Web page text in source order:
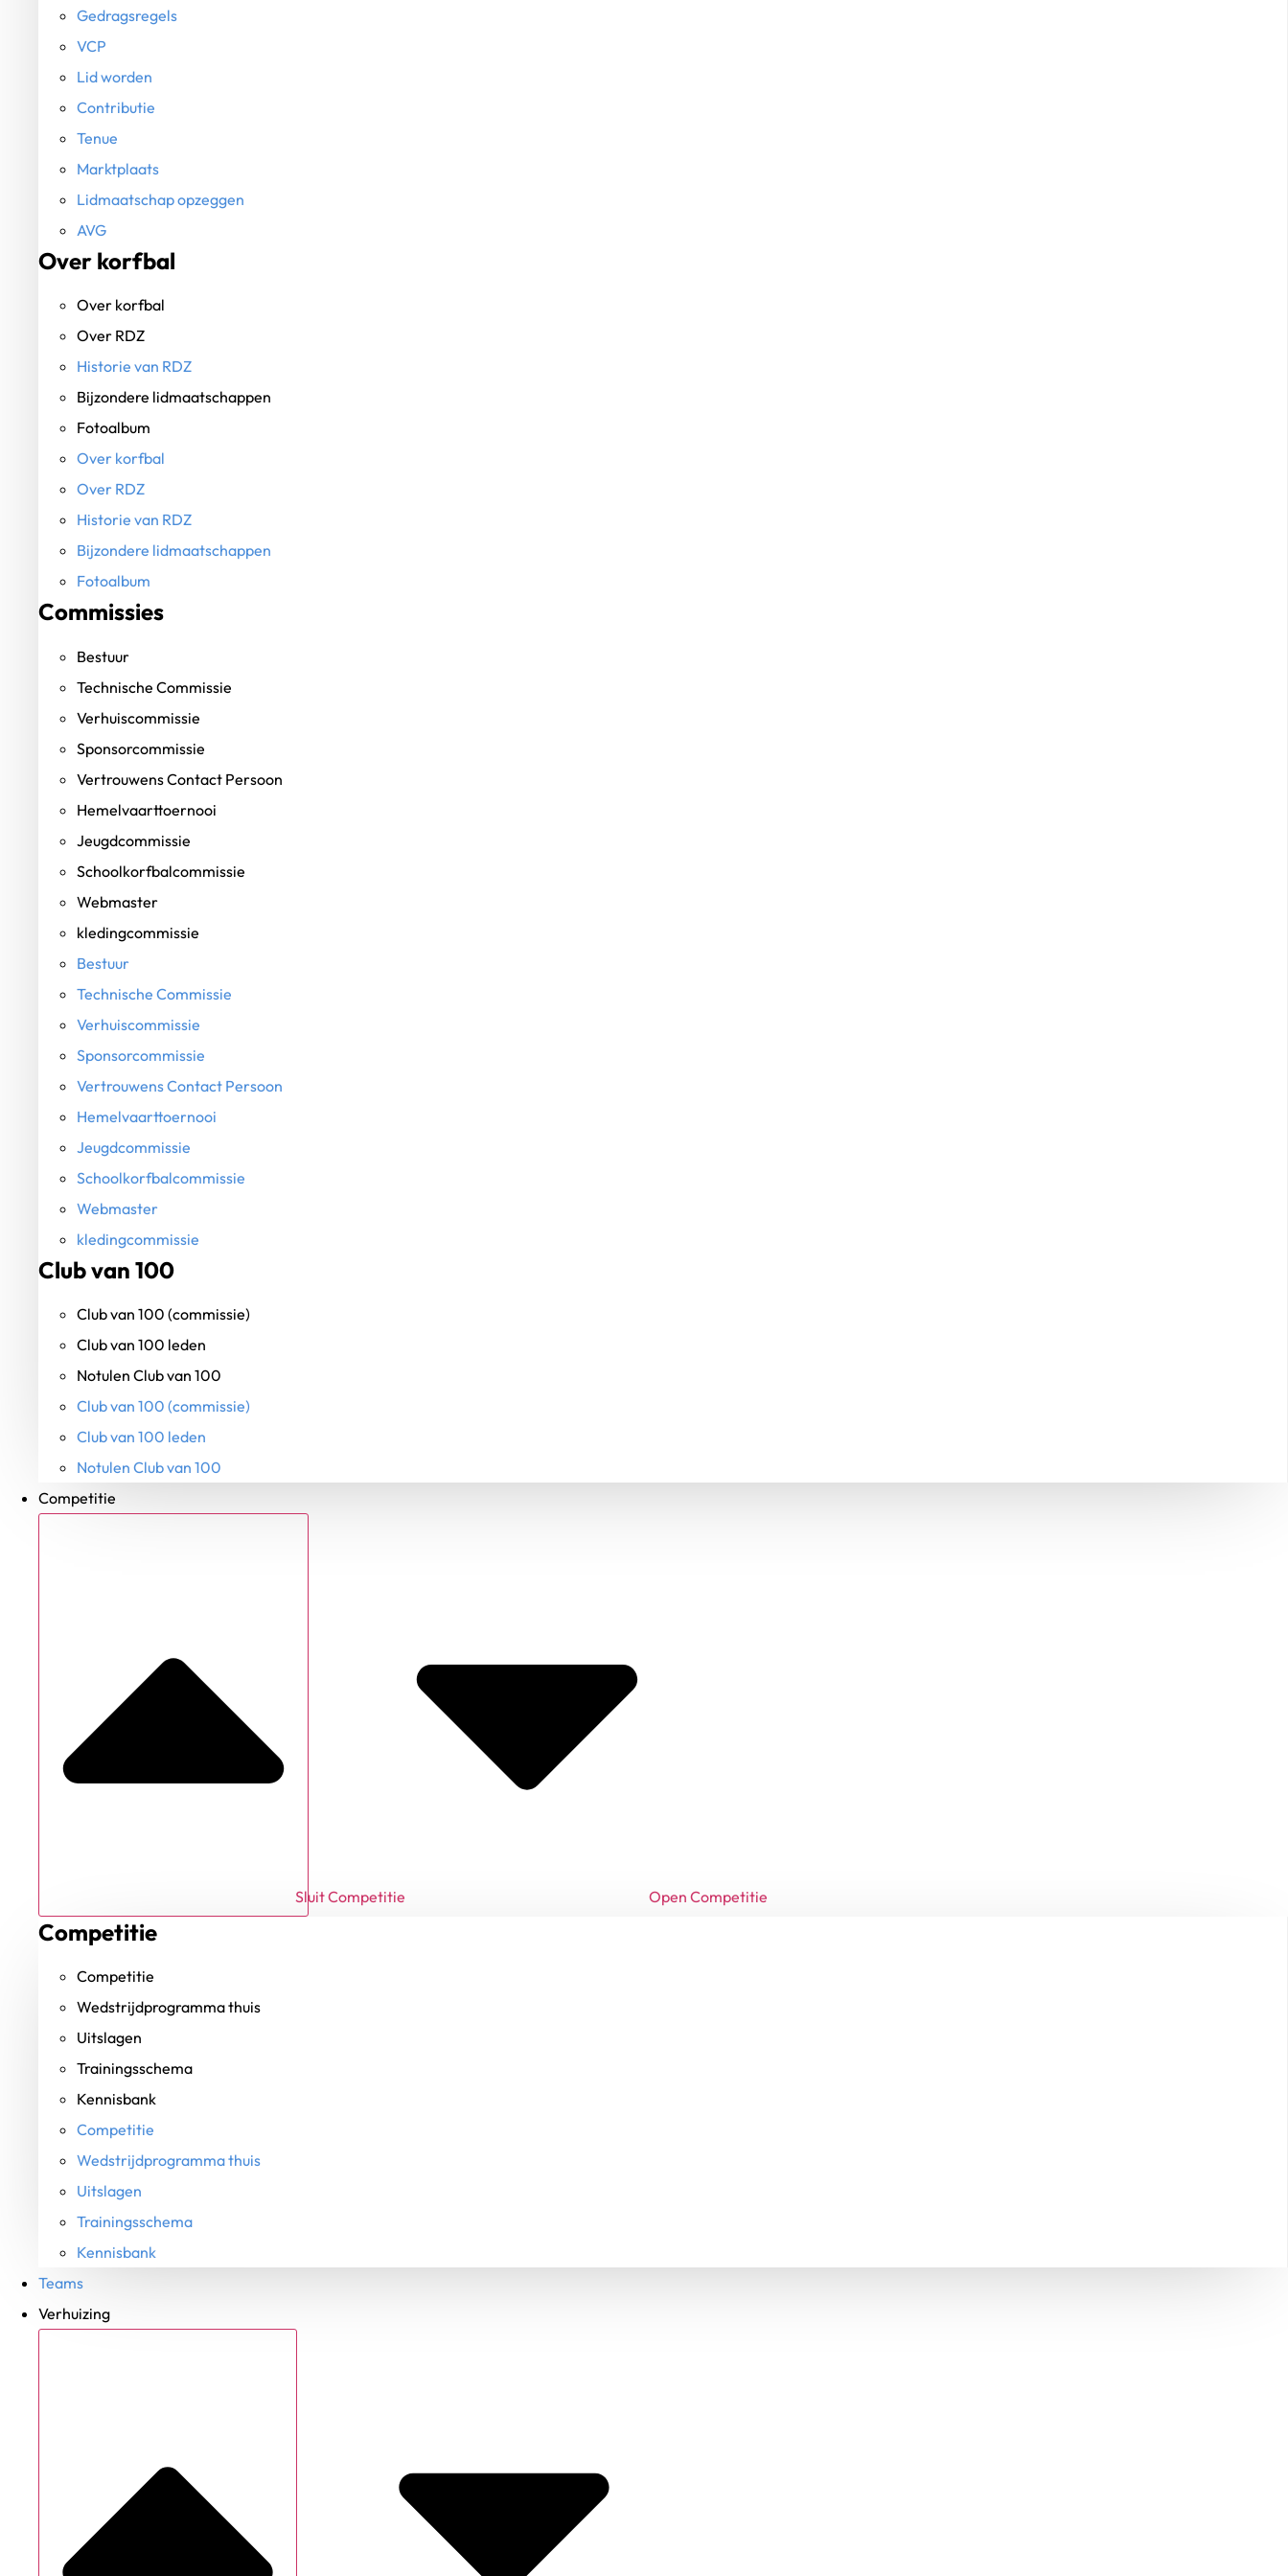
Gedragsregels
VCP
Lid worden
Contributie
Tenue
Marktplaats
Lidmaatschap opzeggen
AVG
Over korfbal
Over korfbal
Over RDZ
Historie van RDZ
Bijzondere lidmaatschappen
Fotoalbum
Over korfbal
Over RDZ
Historie van RDZ
Bijzondere lidmaatschappen
Fotoalbum
Commissies
Bestuur
Technische Commissie
Verhuiscommissie
Sponsorcommissie
Vertrouwens Contact Persoon
Hemelvaarttoernooi
Jeugdcommissie
Schoolkorfbalcommissie
Webmaster
kledingcommissie
Bestuur
Technische Commissie
Verhuiscommissie
Sponsorcommissie
Vertrouwens Contact Persoon
Hemelvaarttoernooi
Jeugdcommissie
Schoolkorfbalcommissie
Webmaster
kledingcommissie
Club van 100
Club van 100 (commissie)
Club van 100 leden
Notulen Club van 100
Club van 100 (commissie)
Club van 100 leden
Notulen Club van 100
Competitie
Sluit Competitie Open Competitie
Competitie
Competitie
Wedstrijdprogramma thuis
Uitslagen
Trainingsschema
Kennisbank
Competitie
Wedstrijdprogramma thuis
Uitslagen
Trainingsschema
Kennisbank
Teams
Verhuizing